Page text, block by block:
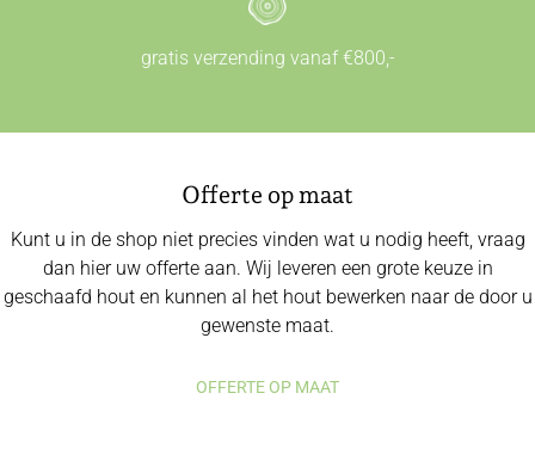
gratis verzending vanaf €800,-
Offerte op maat
Kunt u in de shop niet precies vinden wat u nodig heeft, vraag
dan hier uw offerte aan. Wij leveren een grote keuze in
geschaafd hout en kunnen al het hout bewerken naar de door u
gewenste maat.
OFFERTE OP MAAT